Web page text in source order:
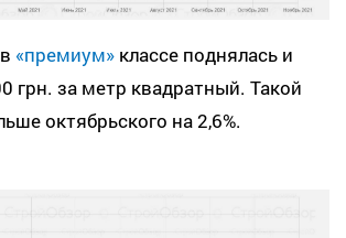
«премиум» классе поднялась и
грн. за метр квадратный. Такой
октябрьского на 2,6%.